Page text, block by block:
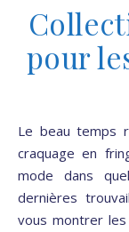
pour
Le beau temps revient et c’est synonyme pour moi de
craquage en
mode dans
dernières
vous montrer